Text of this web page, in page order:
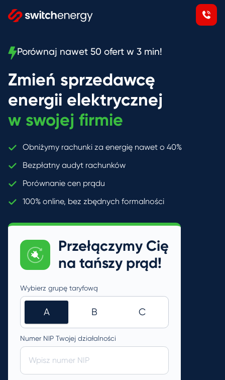
Porównaj nawet 50 ofert w 3 min!
Zmień sprzedawcę
energii elektrycznej
w swojej firmie
Obniżymy rachunki za energię nawet o 40%
Bezpłatny audyt rachunków
Porównanie cen prądu
100% online, bez zbędnych formalności
Przełączymy Cię
na tańszy prąd!
Wybierz grupę taryfową
A B C
Numer NIP Twojej działalności
Wpisz numer NIP